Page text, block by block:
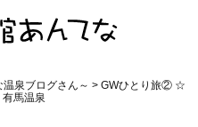
泉ブログさん～ > GWひとり旅② ☆
馬温泉